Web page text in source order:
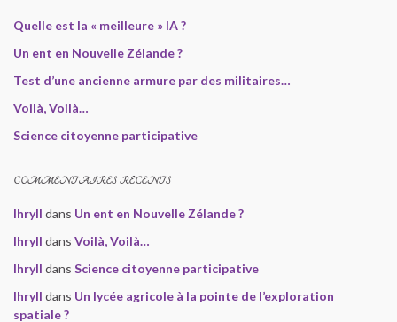
Quelle est la « meilleure » IA ?
Un ent en Nouvelle Zélande ?
Test d’une ancienne armure par des militaires…
Voilà, Voilà…
Science citoyenne participative
COMMENTAIRES RÉCENTS
Ihryll dans Un ent en Nouvelle Zélande ?
Ihryll dans Voilà, Voilà…
Ihryll dans Science citoyenne participative
Ihryll dans Un lycée agricole à la pointe de l’exploration
spatiale ?